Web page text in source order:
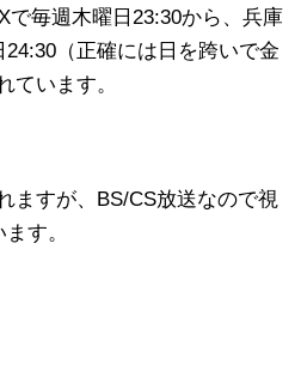
で毎週木曜日23:30から、兵庫
（正確には日を跨いで金
ています。
ますが、BS/CS放送なので視
す。